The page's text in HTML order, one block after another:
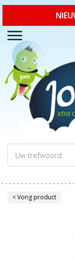
< Vorig product